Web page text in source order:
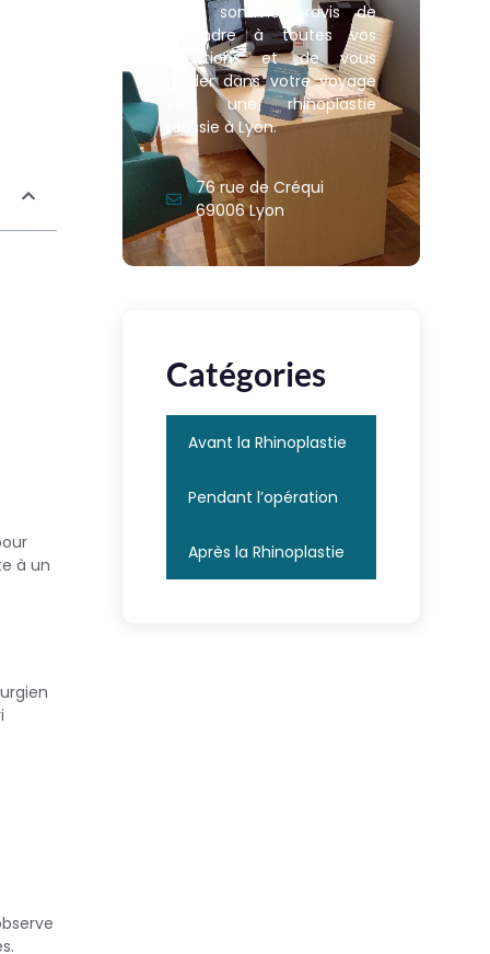
à un
Nous sommes ravis de
répondre à toutes vos
questions et de vous
guider dans votre voyage
vers une rhinoplastie
réussie à Lyon.
76 rue de Créqui
69006 Lyon
Catégories
Avant la Rhinoplastie
Pendant l’opération
Après la Rhinoplastie